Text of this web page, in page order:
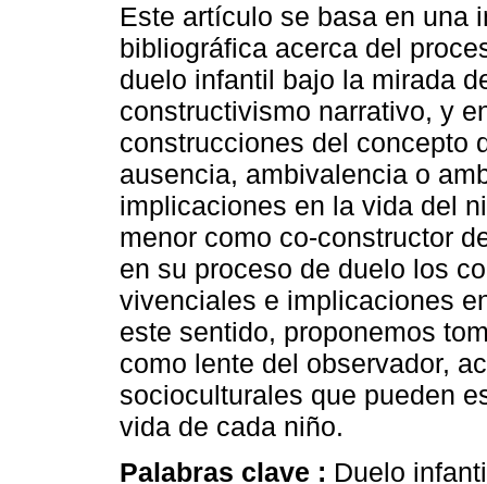
Este artículo se basa en una
bibliográfica acerca del
duelo infantil bajo la mirada
constructivismo narrativo, y
construcciones del concepto
ausencia, ambivalencia o
implicaciones en la vida del
menor como co-constructor
en su proceso de duelo los
vivenciales e implicaciones
este sentido, proponemos
como lente del observador,
socioculturales que pueden
vida de cada niño.
Palabras clave : Duelo